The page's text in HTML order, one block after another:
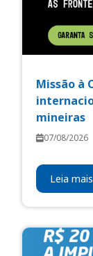
Missão à
mineiras
07/08/2026
Leia mais